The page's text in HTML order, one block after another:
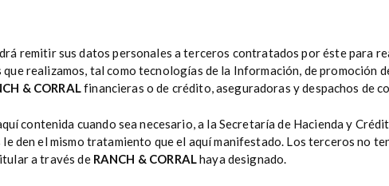
remitir sus datos personales a terceros contratados por éste para
realizamos, tal como tecnologías de la Información, de promoción
& CORRALfinancieras o de crédito, aseguradoras y despachos de
contenida cuando sea necesario, a la Secretaría de Hacienda y
den el mismo tratamiento que el aquí manifestado. Los terceros no
a través de RANCH & CORRALhaya designado.